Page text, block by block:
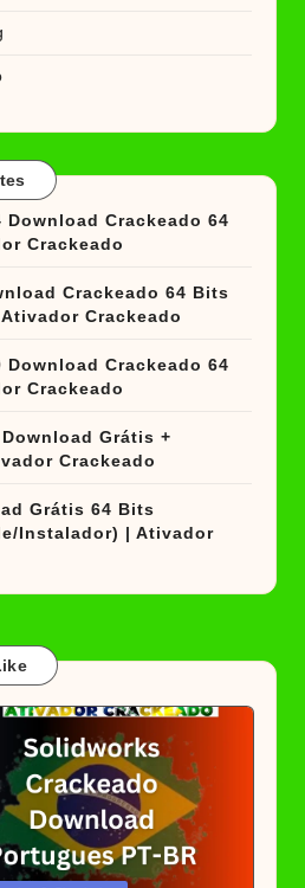
Download Crackeado 64
Crackeado
Crackeado 64 Bits
Crackeado
Download Crackeado 64
Crackeado
Download Grátis +
Crackeado
Grátis 64 Bits
Instalador) | Ativador